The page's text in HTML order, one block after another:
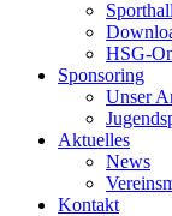
HSG-
Sponsoring
Unser
Aktuelles
News
Kontakt